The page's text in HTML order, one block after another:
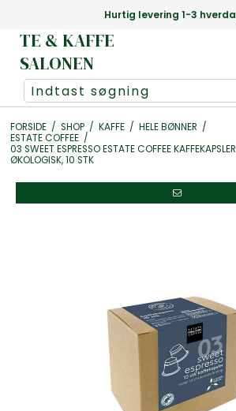
Hurtig levering 1-3 hverdage
TE & KAFFE
SALONEN
FORSIDE / SHOP / KAFFE / HELE BØNNER /
ESTATE COFFEE /
03 SWEET ESPRESSO ESTATE COFFEE KAFFEKAPSLER
ØKOLOGISK, 10 STK